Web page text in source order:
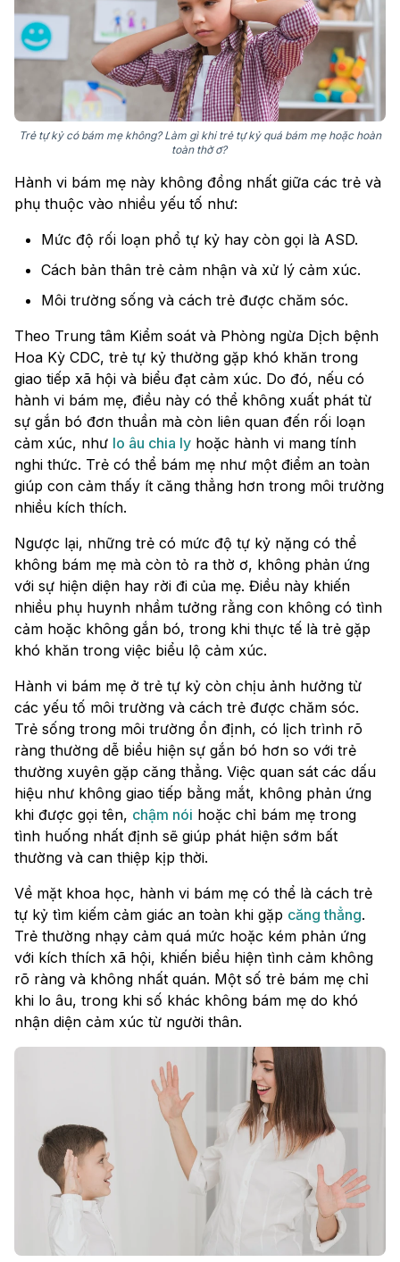
Trẻ tự kỷ có bám mẹ không? Làm gì khi trẻ tự kỷ quá bám mẹ hoặc hoàn
toàn thờ ơ?
Hành vi bám mẹ này không đồng nhất giữa các trẻ và
phụ thuộc vào nhiều yếu tố như:
Mức độ rối loạn phổ tự kỷ hay còn gọi là ASD.
Cách bản thân trẻ cảm nhận và xử lý cảm xúc.
Môi trường sống và cách trẻ được chăm sóc.
Theo Trung tâm Kiểm soát và Phòng ngừa Dịch bệnh
Hoa Kỳ CDC, trẻ tự kỷ thường gặp khó khăn trong
giao tiếp xã hội và biểu đạt cảm xúc. Do đó, nếu có
hành vi bám mẹ, điều này có thể không xuất phát từ
sự gắn bó đơn thuần mà còn liên quan đến rối loạn
cảm xúc, như lo âu chia ly hoặc hành vi mang tính
nghi thức. Trẻ có thể bám mẹ như một điểm an toàn
giúp con cảm thấy ít căng thẳng hơn trong môi trường
nhiều kích thích.
Ngược lại, những trẻ có mức độ tự kỷ nặng có thể
không bám mẹ mà còn tỏ ra thờ ơ, không phản ứng
với sự hiện diện hay rời đi của mẹ. Điều này khiến
nhiều phụ huynh nhầm tưởng rằng con không có tình
cảm hoặc không gắn bó, trong khi thực tế là trẻ gặp
khó khăn trong việc biểu lộ cảm xúc.
Hành vi bám mẹ ở trẻ tự kỷ còn chịu ảnh hưởng từ
các yếu tố môi trường và cách trẻ được chăm sóc.
Trẻ sống trong môi trường ổn định, có lịch trình rõ
ràng thường dễ biểu hiện sự gắn bó hơn so với trẻ
thường xuyên gặp căng thẳng. Việc quan sát các dấu
hiệu như không giao tiếp bằng mắt, không phản ứng
khi được gọi tên, chậm nói hoặc chỉ bám mẹ trong
tình huống nhất định sẽ giúp phát hiện sớm bất
thường và can thiệp kịp thời.
Về mặt khoa học, hành vi bám mẹ có thể là cách trẻ
tự kỷ tìm kiếm cảm giác an toàn khi gặp căng thẳng.
Trẻ thường nhạy cảm quá mức hoặc kém phản ứng
với kích thích xã hội, khiến biểu hiện tình cảm không
rõ ràng và không nhất quán. Một số trẻ bám mẹ chỉ
khi lo âu, trong khi số khác không bám mẹ do khó
nhận diện cảm xúc từ người thân.